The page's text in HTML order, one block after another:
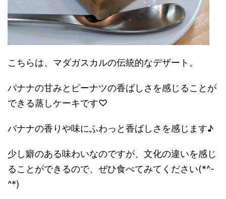
こちらは、マダガスカルの伝統的なデザート。
バナナの甘みとピーナツの香ばしさを感じることが
できる蒸しケーキです♡
バナナの香りや味にふわっと香ばしさを感じます♪
少し癖のある味わいなのですが、文化の違いを感じ
ることができるので、ぜひ食べてみてください(*^-
^*)